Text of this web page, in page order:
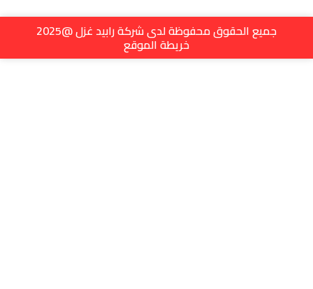
جميع الحقوق محفوظة لدى شركة رابيد غزل @2025
خريطة الموقع